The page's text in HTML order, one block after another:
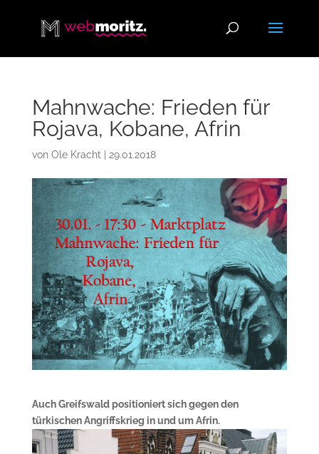
Mahnwache: Frieden für
Rojava, Kobane, Afrin
von Ole Kracht 29.01.2018
Auch Greifswald positioniert sich gegen den
türkischen Angriffskrieg in und um Afrin.